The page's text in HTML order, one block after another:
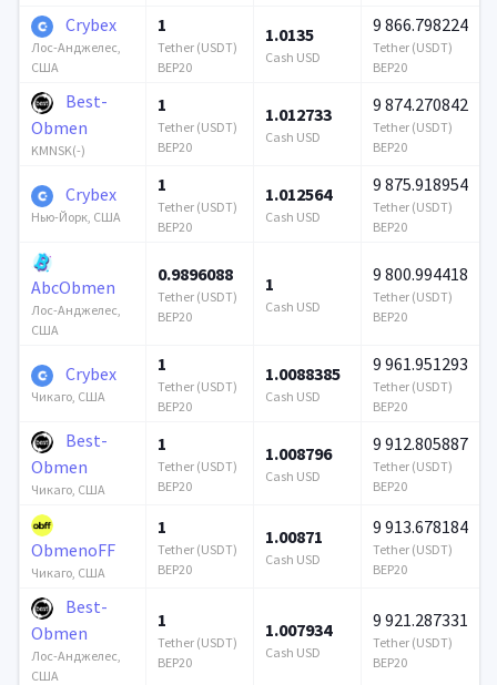
Crybex
Лос-Анджелес,
США
1
Tether (USDT)
BEP20
1.0135
Cash USD
9 866.798224
Tether (USDT)
BEP20
Best-
Obmen
KMNSK(-)
1
Tether (USDT)
BEP20
1.012733
Cash USD
9 874.270842
Tether (USDT)
BEP20
Crybex
Нью-Йорк, США
1
Tether (USDT)
BEP20
1.012564
Cash USD
9 875.918954
Tether (USDT)
BEP20
AbcObmen
Лос-Анджелес,
США
0.9896088
Tether (USDT)
BEP20
1
Cash USD
9 800.994418
Tether (USDT)
BEP20
Crybex
Чикаго, США
1
Tether (USDT)
BEP20
1.0088385
Cash USD
9 961.951293
Tether (USDT)
BEP20
Best-
Obmen
Чикаго, США
1
Tether (USDT)
BEP20
1.008796
Cash USD
9 912.805887
Tether (USDT)
BEP20
ObmenoFF
Чикаго, США
1
Tether (USDT)
BEP20
1.00871
Cash USD
9 913.678184
Tether (USDT)
BEP20
Best-
Obmen
Лос-Анджелес,
США
1
Tether (USDT)
BEP20
1.007934
Cash USD
9 921.287331
Tether (USDT)
BEP20